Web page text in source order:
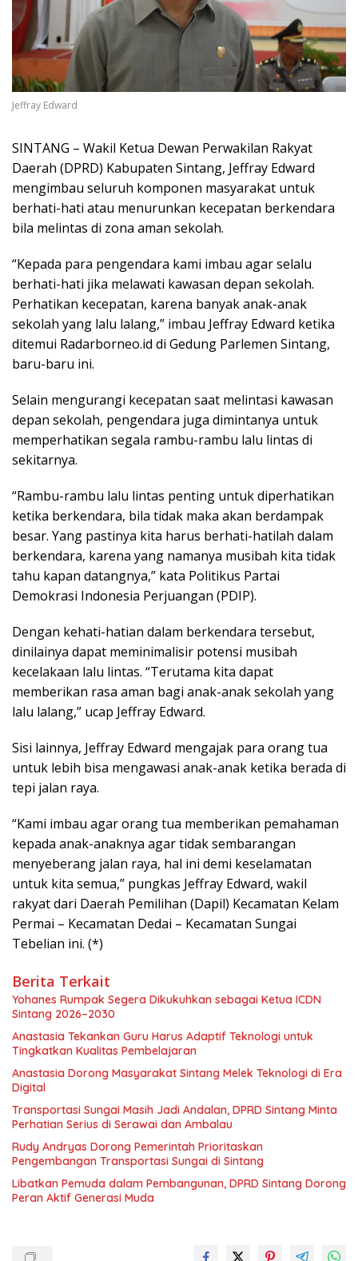
Jeffray Edward
SINTANG – Wakil Ketua Dewan Perwakilan Rakyat
Daerah (DPRD) Kabupaten Sintang, Jeffray Edward
mengimbau seluruh komponen masyarakat untuk
berhati-hati atau menurunkan kecepatan berkendara
bila melintas di zona aman sekolah.
“Kepada para pengendara kami imbau agar selalu
berhati-hati jika melawati kawasan depan sekolah.
Perhatikan kecepatan, karena banyak anak-anak
sekolah yang lalu lalang,” imbau Jeffray Edward ketika
ditemui Radarborneo.id di Gedung Parlemen Sintang,
baru-baru ini.
Selain mengurangi kecepatan saat melintasi kawasan
depan sekolah, pengendara juga dimintanya untuk
memperhatikan segala rambu-rambu lalu lintas di
sekitarnya.
“Rambu-rambu lalu lintas penting untuk diperhatikan
ketika berkendara, bila tidak maka akan berdampak
besar. Yang pastinya kita harus berhati-hatilah dalam
berkendara, karena yang namanya musibah kita tidak
tahu kapan datangnya,” kata Politikus Partai
Demokrasi Indonesia Perjuangan (PDIP).
Dengan kehati-hatian dalam berkendara tersebut,
dinilainya dapat meminimalisir potensi musibah
kecelakaan lalu lintas. “Terutama kita dapat
memberikan rasa aman bagi anak-anak sekolah yang
lalu lalang,” ucap Jeffray Edward.
Sisi lainnya, Jeffray Edward mengajak para orang tua
untuk lebih bisa mengawasi anak-anak ketika berada di
tepi jalan raya.
“Kami imbau agar orang tua memberikan pemahaman
kepada anak-anaknya agar tidak sembarangan
menyeberang jalan raya, hal ini demi keselamatan
untuk kita semua,” pungkas Jeffray Edward, wakil
rakyat dari Daerah Pemilihan (Dapil) Kecamatan Kelam
Permai – Kecamatan Dedai – Kecamatan Sungai
Tebelian ini. (*)
Berita Terkait
Yohanes Rumpak Segera Dikukuhkan sebagai Ketua ICDN
Sintang 2026–2030
Anastasia Tekankan Guru Harus Adaptif Teknologi untuk
Tingkatkan Kualitas Pembelajaran
Anastasia Dorong Masyarakat Sintang Melek Teknologi di Era
Digital
Transportasi Sungai Masih Jadi Andalan, DPRD Sintang Minta
Perhatian Serius di Serawai dan Ambalau
Rudy Andryas Dorong Pemerintah Prioritaskan
Pengembangan Transportasi Sungai di Sintang
Libatkan Pemuda dalam Pembangunan, DPRD Sintang Dorong
Peran Aktif Generasi Muda